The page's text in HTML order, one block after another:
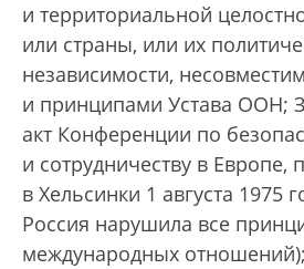
и территориальной
или страны, или их
независимости,
и принципами Устава ООН;
акт Конференции по
и сотрудничеству в Европе,
в Хельсинки 1 августа 1975
Россия нарушила все
международных